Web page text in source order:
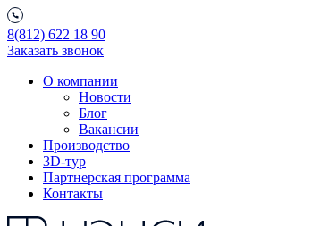
8(812) 622 18 90
Заказать звонок
О компании
Новости
Блог
Вакансии
Производство
3D-тур
Партнерская программа
Контакты